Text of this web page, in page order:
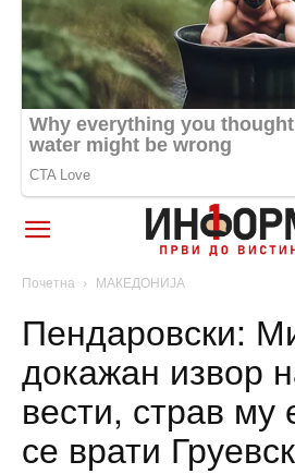
Почетна МАКЕДОНИЈА
Пендаровски:
докажан извор
вести, страв му
се врати